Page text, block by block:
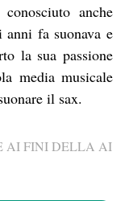
anche
anni fa suonava e
la sua passione
media musicale
il sax.
AI FINI DELLA AI